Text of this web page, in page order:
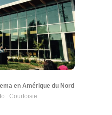
en Amérique du Nord
: Courtoisie